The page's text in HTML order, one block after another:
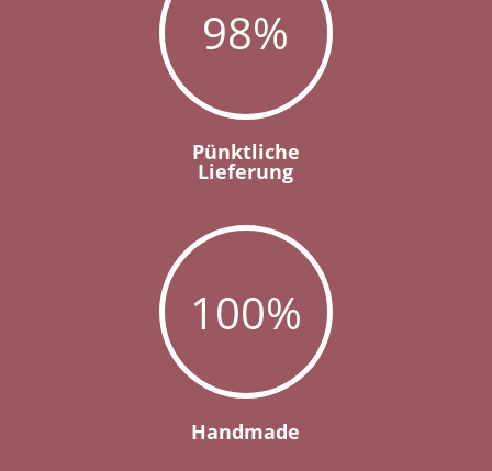
98%
Pünktliche
Lieferung
100%
Handmade